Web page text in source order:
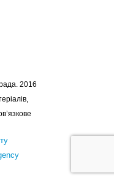
2016